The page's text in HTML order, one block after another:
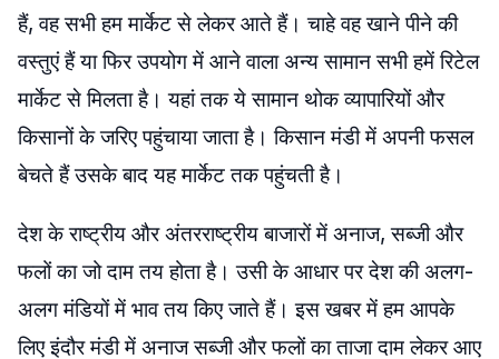
हैं, वह सभी हम मार्केट से लेकर आते हैं। चाहे वह खाने पीने की
वस्तुएं हैं या फिर उपयोग में आने वाला अन्य सामान सभी हमें रिटेल
मार्केट से मिलता है। यहां तक ये सामान थोक व्यापारियों और
किसानों के जरिए पहुंचाया जाता है। किसान मंडी में अपनी फसल
बेचते हैं उसके बाद यह मार्केट तक पहुंचती है।
देश के राष्ट्रीय और अंतरराष्ट्रीय बाजारों में अनाज, सब्जी और
फलों का जो दाम तय होता है। उसी के आधार पर देश की अलग-
अलग मंडियों में भाव तय किए जाते हैं। इस खबर में हम आपके
लिए इंदौर मंडी में अनाज सब्जी और फलों का ताजा दाम लेकर आए